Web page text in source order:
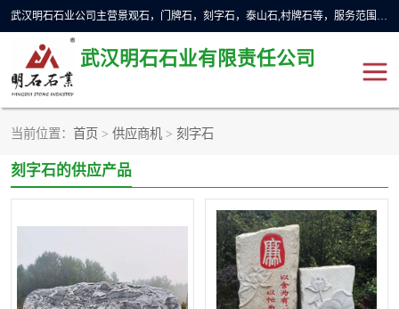
武汉明石石业公司主营景观石，门牌石，刻字石，泰山石,村牌石等，服务范围主要有：武汉，咸宁等地区。公司秉承敬业奉献、锐意创新的企业精神，从无到有，从小到大，以一种产业报国的创业精神，竭诚为客户提供服务，为社会设计财富。
武汉明石石业有限责任公司
当前位置： 首页 > 供应商机 > 刻字石
刻字石的供应产品
门牌石 奠基石
大型石雕
人物雕塑 异型石材